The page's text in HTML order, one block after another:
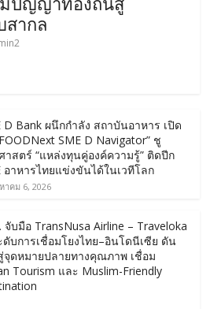
ากล
D Bank ผนึกกำลัง สถาบันอาหาร เปิด
SME D Navigator” ชู
าสตร์ “แหล่งทุนคู่องค์ความรู้” ติดปีก
อาหารไทยแข่งขันได้ในเวทีโลก
าคม 6, 2026
จับมือ TransNusa Airline – Traveloka
ดับการเชื่อมโยงไทย–อินโดนีเซีย ดัน
จุดหมายปลายทางคุณภาพ เชื่อม
Tourism และ Muslim-Friendly